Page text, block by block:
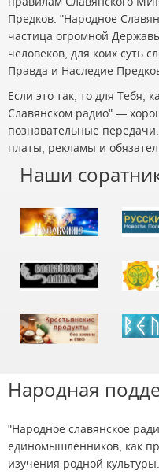
Предков. "Народное
частица огромной
человеков, для коих суть
Правда и Наследие
Если это так, то для Тебя,
Славянском радио" —
познавательные
платы, рекламы и
Наши
Народная
"Народное славянское
единомышленников, как
изучения родной